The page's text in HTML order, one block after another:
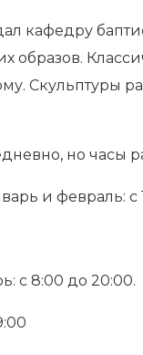
кафедру
образов.
Скульптуры
но часы
и февраль: с
с 8:00 до 20:00.